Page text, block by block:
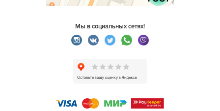
Мы в социальных сетях!